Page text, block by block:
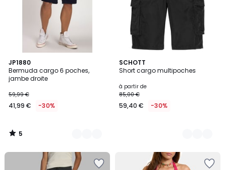
JP1880
Bermuda cargo 6 poches,
jambe droite
59,99 €
41,99 € -30%
5
/
5
3
Couleurs
5
/
SCHOTT
Short cargo multipoches
à partir de
85,00 €
59,40 € -30%
3
Couleurs